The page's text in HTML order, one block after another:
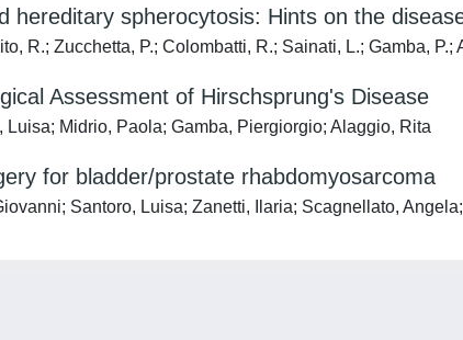
hereditary spherocytosis: Hints on the
R.; Zucchetta, P.; Colombatti, R.; Sainati, L.; Gamba, P.;
Assessment of Hirschsprung's Disease
Midrio, Paola; Gamba, Piergiorgio; Alaggio, Rita
for bladder/prostate rhabdomyosarcoma
Santoro, Luisa; Zanetti, Ilaria; Scagnellato,